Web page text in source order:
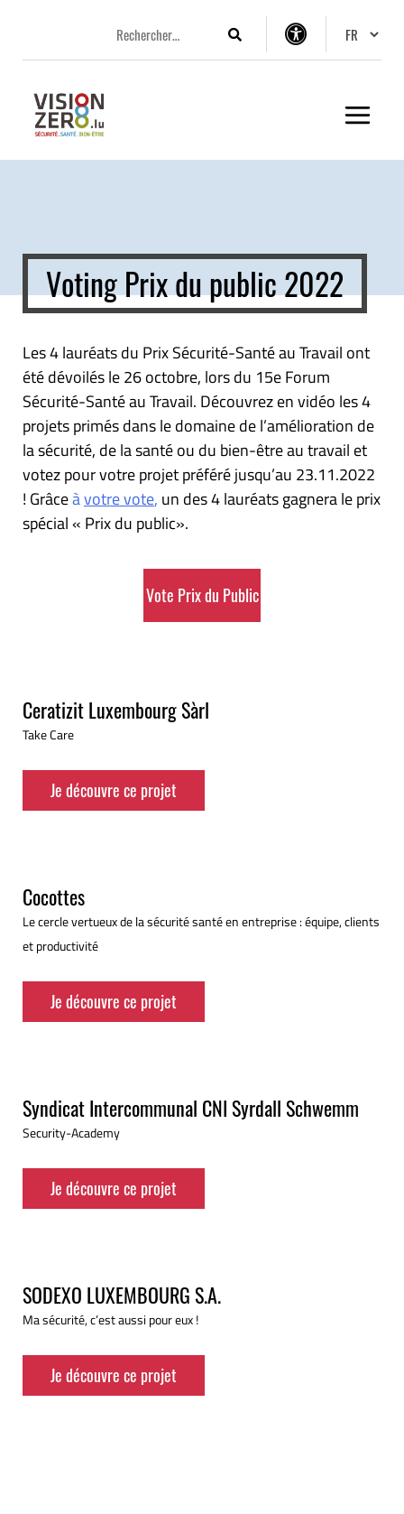
menu
contenu
pied
Rechercher
Options
Voting Prix du public 2022
Les 4 lauréats du Prix Sécurité-Santé au Travail ont
été dévoilés le 26 octobre, lors du 15e Forum
Sécurité-Santé au Travail. Découvrez en vidéo les 4
projets primés dans le domaine de l’amélioration de
la sécurité, de la santé ou du bien-être au travail et
votez pour votre projet préféré jusqu’au 23.11.2022
! Grâceàvotre vote, un des 4 lauréats gagnera le prix
spécial « Prix du public».
Vote Prix du Public
Ceratizit Luxembourg Sàrl
Take Care
Je découvre ce projet
Cocottes
Le cercle vertueux de la sécurité santé en entreprise : équipe, clients
et productivité
Je découvre ce projet
Syndicat Intercommunal CNI Syrdall Schwemm
Security-Academy
Je découvre ce projet
SODEXO LUXEMBOURG S.A.
Ma sécurité, c’est aussi pour eux !
Je découvre ce projet